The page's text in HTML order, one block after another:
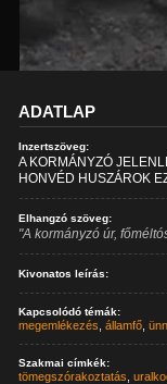
ADATLAP
Inzertszöveg:
A KORMÁNYZÓ
HONVÉD HUSZÁROK
Elhangzó szöveg:
"A kormányzó úr,
Kivonatos leírás:
Kapcsolódó témák:
megemlékezés ,államfő ,
Szakmai címkék:
tömegszórakoztatás ,